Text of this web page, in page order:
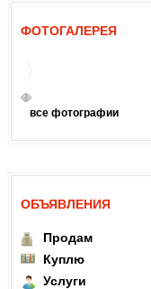
ФОТОГАЛЕРЕЯ
все фотографии
ОБЪЯВЛЕНИЯ
Продам
Куплю
Услуги